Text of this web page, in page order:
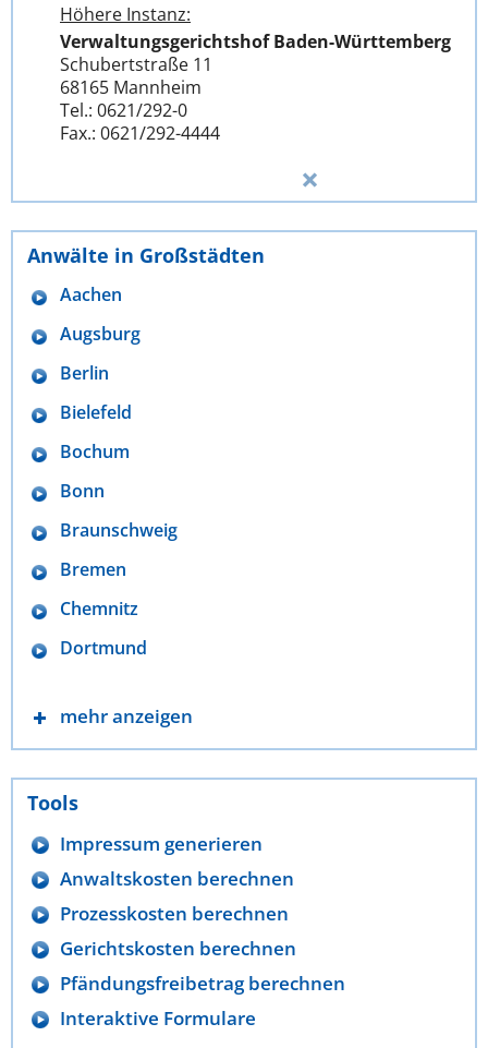
Höhere Instanz:
Verwaltungsgerichtshof Baden-Württemberg
Schubertstraße 11
68165 Mannheim
Tel.: 0621/292-0
Fax.: 0621/292-4444
Anwälte in Großstädten
Aachen
Augsburg
Berlin
Bielefeld
Bochum
Bonn
Braunschweig
Bremen
Chemnitz
Dortmund
mehr anzeigen
Tools
Impressum generieren
Anwaltskosten berechnen
Prozesskosten berechnen
Gerichtskosten berechnen
Pfändungsfreibetrag berechnen
Interaktive Formulare